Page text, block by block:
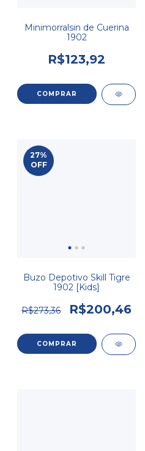
Minimorralsin de Cuerina
1902
R$123,92
27%
OFF
Buzo Depotivo Skill Tigre
1902 [Kids]
R$273,36 R$200,46
COMPRAR